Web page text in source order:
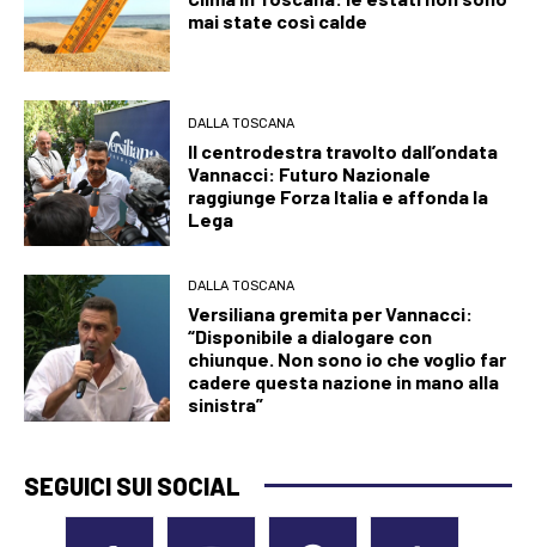
mai state così calde
DALLA TOSCANA
Il centrodestra travolto dall’ondata
Vannacci: Futuro Nazionale
raggiunge Forza Italia e affonda la
Lega
DALLA TOSCANA
Versiliana gremita per Vannacci:
“Disponibile a dialogare con
chiunque. Non sono io che voglio far
cadere questa nazione in mano alla
sinistra”
SEGUICI SUI SOCIAL